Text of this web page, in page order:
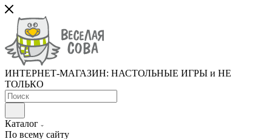
ИНТЕРНЕТ-МАГАЗИН: НАСТОЛЬНЫЕ ИГРЫ и НЕ
ТОЛЬКО
Каталог
По всему сайту